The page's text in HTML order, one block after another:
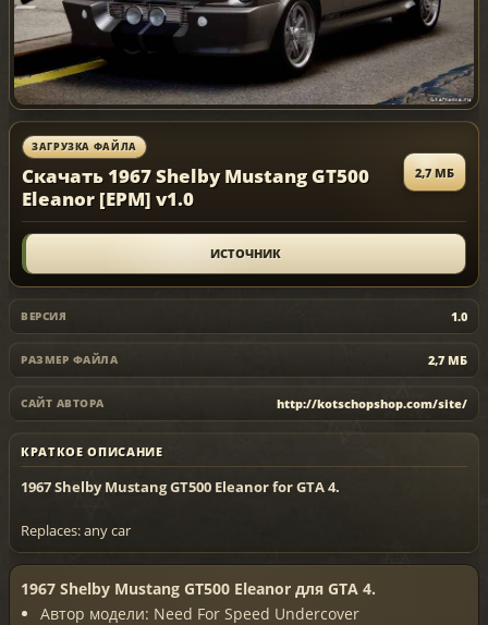
ЗАГРУЗКА ФАЙЛА
Скачать 1967 Shelby Mustang GT500
Eleanor [EPM] v1.0
2,7 МБ
ИСТОЧНИК
ВЕРСИЯ 1.0
РАЗМЕР ФАЙЛА 2,7 МБ
САЙТ АВТОРА http://kotschopshop.com/site/
КРАТКОЕ ОПИСАНИЕ
1967 Shelby Mustang GT500 Eleanor for GTA 4.
Replaces: any car
1967 Shelby Mustang GT500 Eleanor для GTA 4.
Автор модели: Need For Speed Undercover